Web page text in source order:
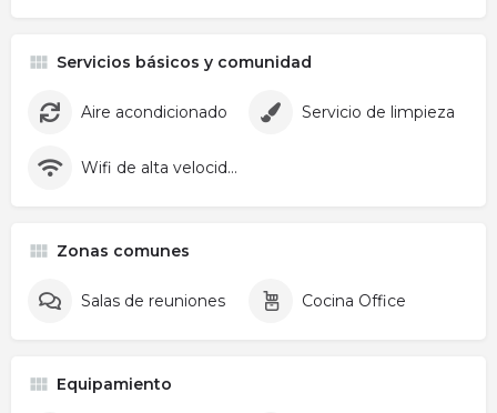
Servicios básicos y comunidad
Aire acondicionado Servicio de limpieza
Wifi de alta velocidad
Zonas comunes
Salas de reuniones Cocina Office
Equipamiento